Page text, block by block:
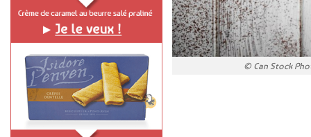
© Can Stock